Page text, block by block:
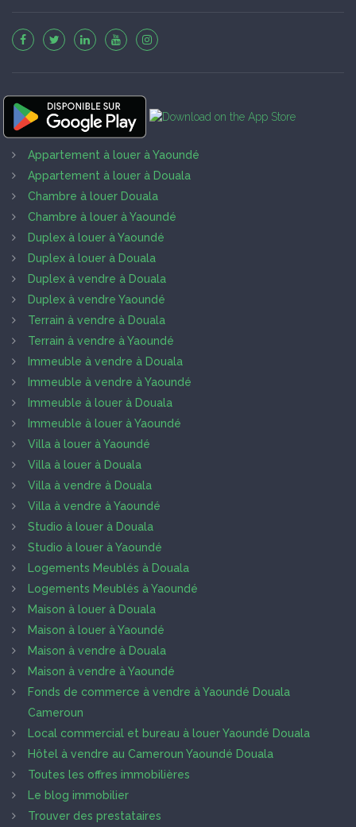
Appartement à louer à Yaoundé
Appartement à louer à Douala
Chambre à louer Douala
Chambre à louer à Yaoundé
Duplex à louer à Yaoundé
Duplex à louer à Douala
Duplex à vendre à Douala
Duplex à vendre Yaoundé
Terrain à vendre à Douala
Terrain à vendre à Yaoundé
Immeuble à vendre à Douala
Immeuble à vendre à Yaoundé
Immeuble à louer à Douala
Immeuble à louer à Yaoundé
Villa à louer à Yaoundé
Villa à louer à Douala
Villa à vendre à Douala
Villa à vendre à Yaoundé
Studio à louer à Douala
Studio à louer à Yaoundé
Logements Meublés à Douala
Logements Meublés à Yaoundé
Maison à louer à Douala
Maison à louer à Yaoundé
Maison à vendre à Douala
Maison à vendre à Yaoundé
Fonds de commerce à vendre à Yaoundé Douala
Cameroun
Local commercial et bureau à louer Yaoundé Douala
Hôtel à vendre au Cameroun Yaoundé Douala
Toutes les offres immobilières
Le blog immobilier
Trouver des prestataires